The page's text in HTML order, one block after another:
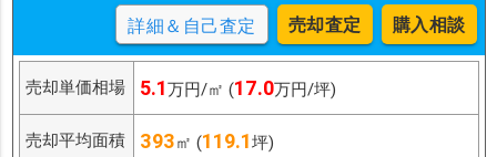
詳細＆自己査定 売却査定 購入相談
売却単価相場 5.1万円/㎡ (17.0万円/坪)
売却平均面積 393㎡ (119.1坪)